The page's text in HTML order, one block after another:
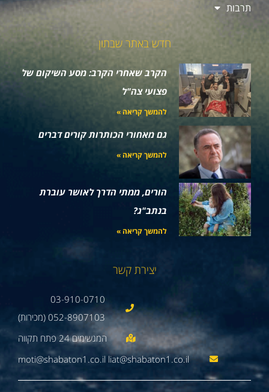
תרבות
חדש באתר שבתון
הקרב שאחרי הקרב: מסע השיקום של
פצועי צה"ל
להמשך קריאה »
גם מאחורי הכותרות קורים דברים
להמשך קריאה »
הורים, ממתי הדרך לאושר עוברת
בנתב"ג?
להמשך קריאה »
יצירת קשר
03-910-0710
052-8907103 (מכירות)
moti@shabaton1.co.il liat@shabaton1.co.il